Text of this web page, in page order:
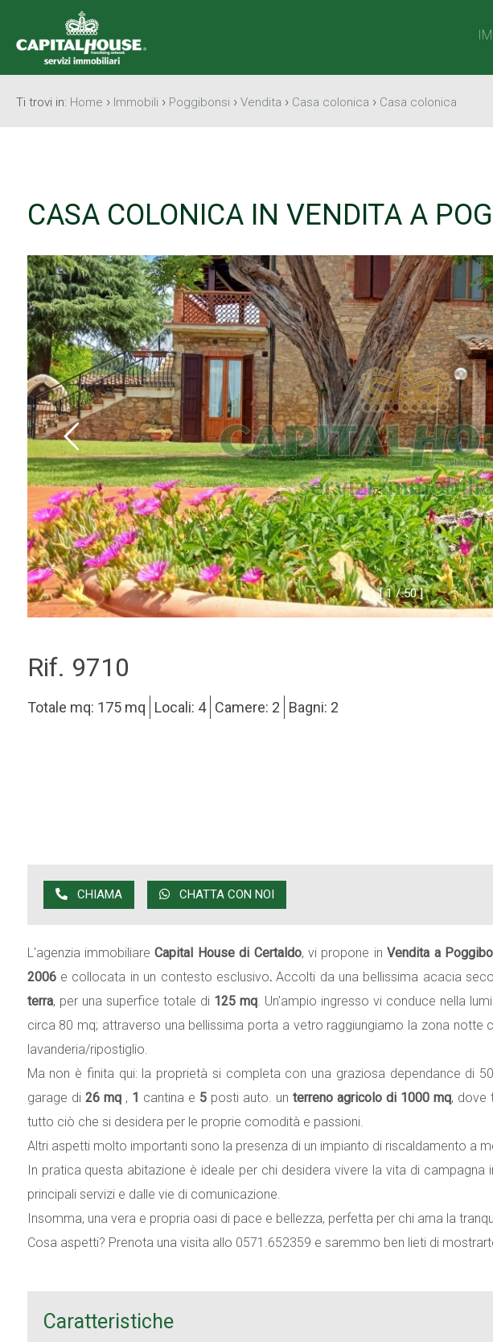
Ti trovi in: Home › Immobili › Poggibonsi › Vendita › Casa colonica › Casa colonica
CASA COLONICA IN VENDITA A
[ 1 / 50 ]
Rif. 9710
Totale mq: 175 mq Locali: 4 Camere: 2 Bagni: 2
CHIAMA CHATTA CON NOI
L'agenzia immobiliareCapital House di Certaldo, vi propone inVendita a
2006 e collocata in un contesto esclusivo.Accolti da una bellissima acacia
terra, per una superfice totale di 125 mq. Un'ampio ingresso vi conduce nella
circa 80 mq; attraverso una bellissima porta a vetro raggiungiamo la zona notte
lavanderia/ripostiglio.
Ma non è finita qui: la proprietà si completa con una graziosa dependance di
garage di 26 mq, 1 cantina e 5posti auto. un terreno agricolo di 1000 mq, dove
tutto ciò che si desidera per le proprie comodità e passioni.
Altri aspetti molto importanti sono la presenza di un impianto di riscaldamento a
In pratica questa abitazione è ideale per chi desidera vivere la vita di
principali servizi e dalle vie di comunicazione.
Insomma, una vera e propria oasi di pace e bellezza, perfetta per chi ama la
Cosa aspetti? Prenota una visita allo 0571.652359 e saremmo ben lieti di
Caratteristiche